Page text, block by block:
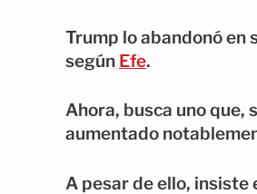
Trump lo abandonó en
según Efe.
Ahora, busca uno que,
aumentado
A pesar de ello, insiste